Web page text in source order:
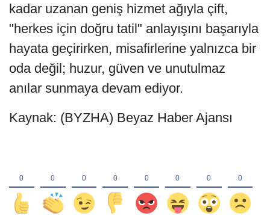
kadar uzanan geniş hizmet ağıyla çift,
"herkes için doğru tatil" anlayışını başarıyla
hayata geçirirken, misafirlerine yalnızca bir
oda değil; huzur, güven ve unutulmaz
anılar sunmaya devam ediyor.
Kaynak: (BYZHA) Beyaz Haber Ajansı